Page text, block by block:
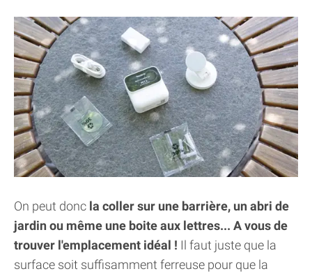
On peut donc la coller sur une barrière, un abri de
jardin ou même une boite aux lettres... A vous de
trouver l'emplacement idéal ! Il faut juste que la
surface soit suffisamment ferreuse pour que la